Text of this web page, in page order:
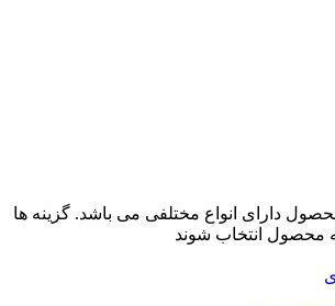
دارای انواع مختلفی می باشد. گزینه ها
انتخاب شوند